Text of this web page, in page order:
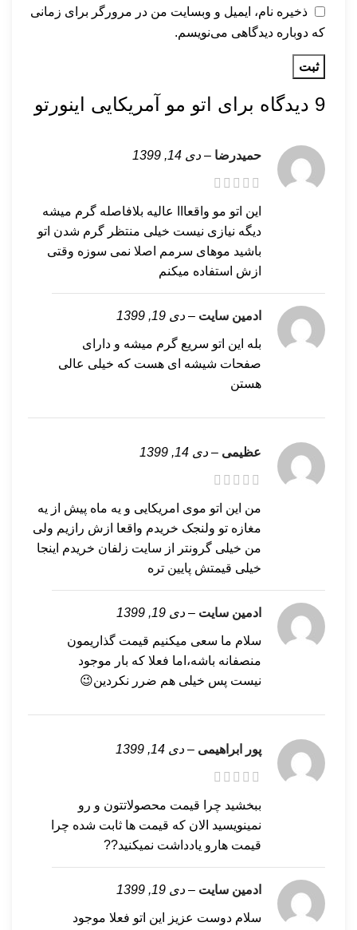
9 دیدگاه برای اتو مو آمریکایی اینورتو
حمیدرضا – دی 14, 1399
این اتو مو واقعااا عالیه بلافاصله گرم میشه
دیگه نیازی نیست خیلی منتظر گرم شدن اتو
باشید موهای سرمم اصلا نمی سوزه وقتی
ازش استفاده میکنم
ادمین سایت – دی 19, 1399
بله این اتو سریع گرم میشه و دارای
صفحات شیشه ای هست که خیلی عالی
هستن
عظیمی – دی 14, 1399
من این اتو موی امریکایی و یه ماه پیش از یه
مغازه تو ولنجک خریدم واقعا ازش رازیم ولی
من خیلی گرونتر از سایت زلفان خریدم اینجا
خیلی قیمتش پایین تره
ادمین سایت – دی 19, 1399
سلام ما سعی میکنیم قیمت گذاریمون
منصفانه باشه،اما فعلا که بار موجود
نیست پس خیلی هم ضرر نکردین😉
پور ابراهیمی – دی 14, 1399
ببخشید چرا قیمت محصولاتتون و رو
نمینویسید الان که قیمت ها ثابت شده چرا
قیمت هارو یادداشت نمیکنید??
ادمین سایت – دی 19, 1399
سلام دوست عزیز این اتو فعلا موجود
ذخیره نام، ایمیل و وبسایت من در مرورگر برای زمانی
که دوباره دیدگاهی می‌نویسم.